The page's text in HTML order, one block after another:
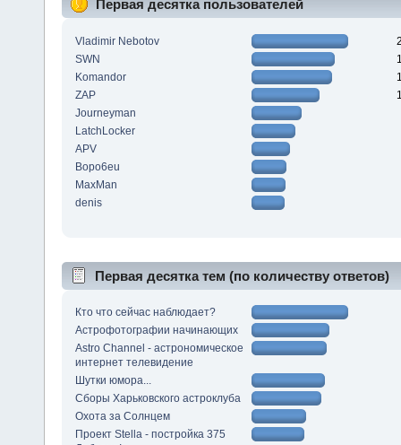
Первая десятка пользователей
Vladimir Nebotov
SWN
Komandor
ZAP
Journeyman
LatchLocker
APV
Bopo6eu
MaxMan
denis
Первая десятка тем (по количеству ответов)
Кто что сейчас наблюдает?
Астрофотографии начинающих
Astro Channel - астрономическое
интернет телевидение
Шутки юмора...
Сборы Харьковского астроклуба
Охота за Солнцем
Проект Stella - постройка 375